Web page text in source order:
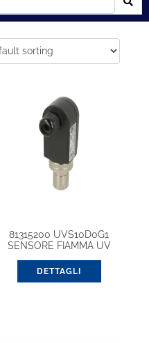
81315200 UVS10D0G1
SENSORE FIAMMA UV
DETTAGLI